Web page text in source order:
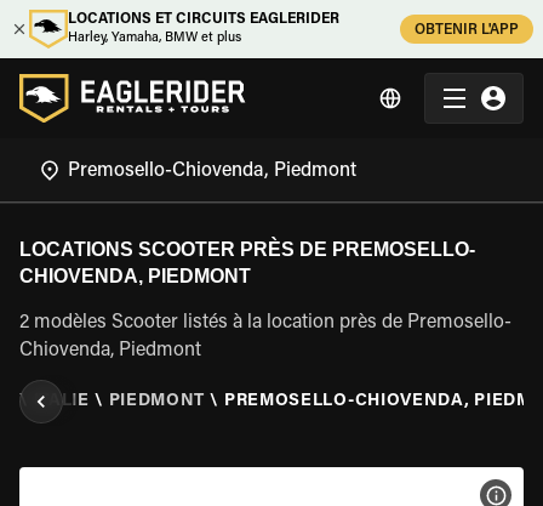
LOCATIONS ET CIRCUITS EAGLERIDER
Harley, Yamaha, BMW et plus
OBTENIR L'APP
LOCATIONS SCOOTER PRÈS DE PREMOSELLO-
CHIOVENDA, PIEDMONT
2 modèles Scooter listés à la location près de Premosello-
Chiovenda, Piedmont
\ ITALIE \ PIEDMONT \ PREMOSELLO-CHIOVENDA,